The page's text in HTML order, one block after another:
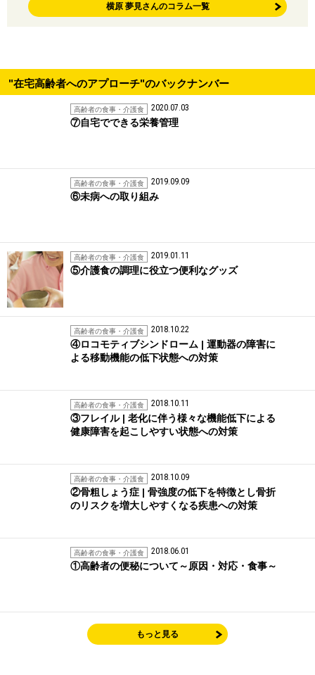
横原 夢見さんのコラム一覧
"在宅高齢者へのアプローチ"のバックナンバー
高齢者の食事・介護食 2020.07.03
⑦自宅でできる栄養管理
高齢者の食事・介護食 2019.09.09
⑥未病への取り組み
高齢者の食事・介護食 2019.01.11
⑤介護食の調理に役立つ便利なグッズ
高齢者の食事・介護食 2018.10.22
④ロコモティブシンドローム | 運動器の障害に
よる移動機能の低下状態への対策
高齢者の食事・介護食 2018.10.11
③フレイル | 老化に伴う様々な機能低下による
健康障害を起こしやすい状態への対策
高齢者の食事・介護食 2018.10.09
②骨粗しょう症 | 骨強度の低下を特徴とし骨折
のリスクを増大しやすくなる疾患への対策
高齢者の食事・介護食 2018.06.01
①高齢者の便秘について～原因・対応・食事～
もっと見る